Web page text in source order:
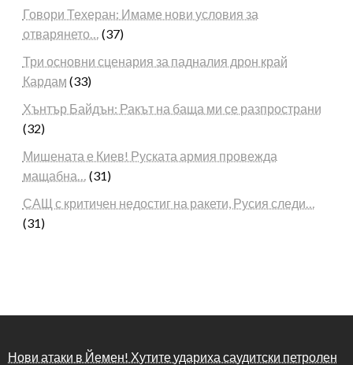
Говори Техеран: Имаме нови условия за
отварянето…
(37)
Три основни сценария за падналия дрон край
Кардам (33)
Хънтър Байдън: Ракът на баща ми се разпространи
(32)
Мишената е Киев! Руската армия провежда
мащабна…
(31)
САЩ с критичен недостиг на ракети, Русия следи…
(31)
Нови атаки в Йемен! Хутите удариха саудитски петролен